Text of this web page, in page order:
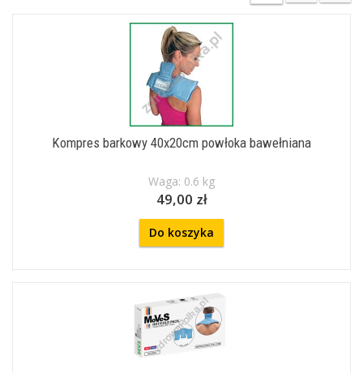
Kompres barkowy 40x20cm powłoka bawełniana
Waga: 0.6 kg
49,00 zł
Do koszyka